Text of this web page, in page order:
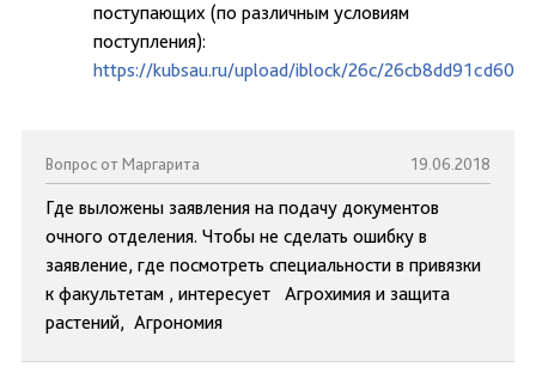
поступающих (по различным условиям
поступления):
https://kubsau.ru/upload/iblock/26c/
Вопрос от Маргарита 19.06.2018
Где выложены заявления на подачу документов
очного отделения. Чтобы не сделать ошибку в
заявление, где посмотреть специальности в привязки
к факультетам , интересует Агрохимия и защита
растений, Агрономия